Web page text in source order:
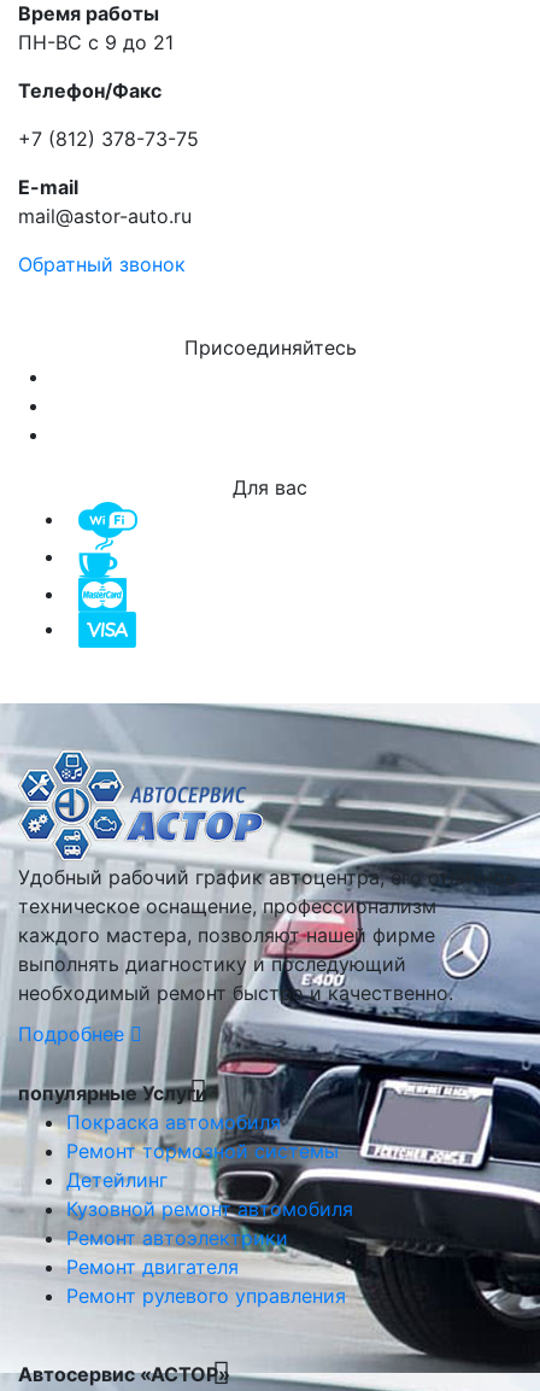
Время работы
ПН-ВС с 9 до 21
Телефон/Факс
+7 (812) 378-73-75
E-mail
mail@astor-auto.ru
Обратный звонок
Присоединяйтесь
Для вас
Удобный рабочий график автоцентра, его отличное
техническое оснащение, профессионализм
каждого мастера, позволяют нашей фирме
выполнять диагностику и последующий
необходимый ремонт быстро и качественно.
Подробнее
популярные Услуги
Покраска автомобиля
Ремонт тормозной системы
Детейлинг
Кузовной ремонт автомобиля
Ремонт автоэлектрики
Ремонт двигателя
Ремонт рулевого управления
Автосервис «АСТОР»